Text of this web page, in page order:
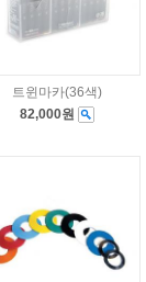
트윈마카(36색)
82,000원